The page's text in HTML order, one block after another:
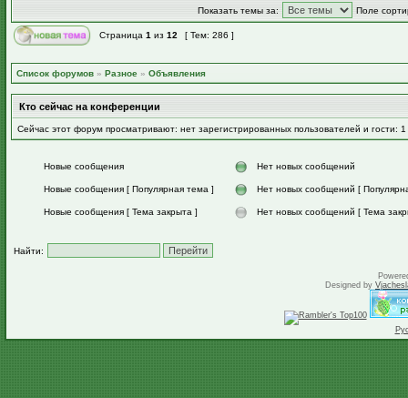
Показать темы за: Поле
Страница 1 из 12 [ Тем: 286 ]
Список форумов » Разное » Объявления
Кто сейчас на конференции
Сейчас этот форум просматривают: нет зарегистрированных пользователей и гости: 1
Новые сообщения Нет новых сообщений
Новые сообщения [ Популярная тема ] Нет новых сообщений [
Новые сообщения [ Тема закрыта ] Нет новых сообщений [ Тема
Найти:
Designed by